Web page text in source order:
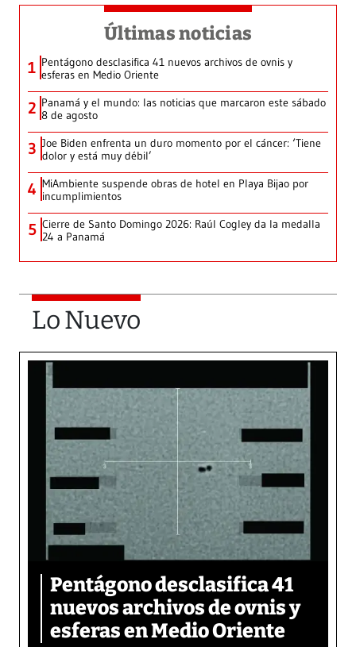
Últimas noticias
1 Pentágono desclasifica 41 nuevos archivos de ovnis y
esferas en Medio Oriente
2 Panamá y el mundo: las noticias que marcaron este sábado
8 de agosto
3 Joe Biden enfrenta un duro momento por el cáncer: ‘Tiene
dolor y está muy débil’
4 MiAmbiente suspende obras de hotel en Playa Bijao por
incumplimientos
5 Cierre de Santo Domingo 2026: Raúl Cogley da la medalla
24 a Panamá
Lo Nuevo
Pentágono desclasifica 41
nuevos archivos de ovnis y
esferas en Medio Oriente